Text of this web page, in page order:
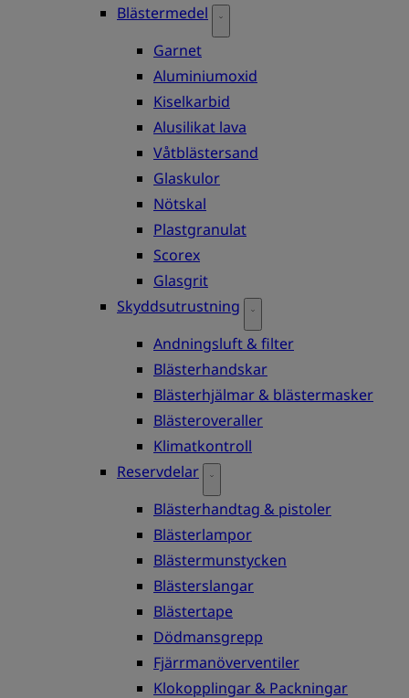
Blästermedel
Garnet
Aluminiumoxid
Kiselkarbid
Alusilikat lava
Våtblästersand
Glaskulor
Nötskal
Plastgranulat
Scorex
Glasgrit
Skyddsutrustning
Andningsluft & filter
Blästerhandskar
Blästerhjälmar & blästermasker
Blästeroveraller
Klimatkontroll
Reservdelar
Blästerhandtag & pistoler
Blästerlampor
Blästermunstycken
Blästerslangar
Blästertape
Dödmansgrepp
Fjärrmanöverventiler
Klokopplingar & Packningar